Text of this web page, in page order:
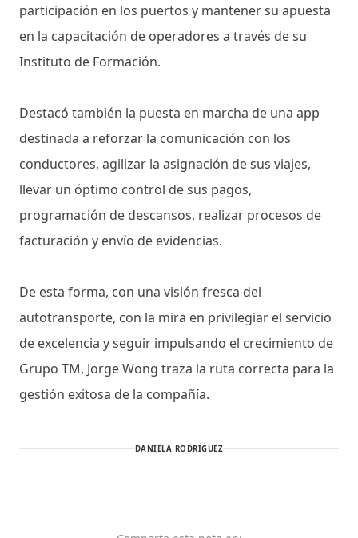
participación en los puertos y mantener su apuesta
en la capacitación de operadores a través de su
Instituto de Formación.
Destacó también la puesta en marcha de una app
destinada a reforzar la comunicación con los
conductores, agilizar la asignación de sus viajes,
llevar un óptimo control de sus pagos,
programación de descansos, realizar procesos de
facturación y envío de evidencias.
De esta forma, con una visión fresca del
autotransporte, con la mira en privilegiar el servicio
de excelencia y seguir impulsando el crecimiento de
Grupo TM, Jorge Wong traza la ruta correcta para la
gestión exitosa de la compañía.
DANIELA RODRÍGUEZ